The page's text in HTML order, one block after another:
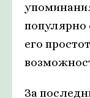
популярно
его
За